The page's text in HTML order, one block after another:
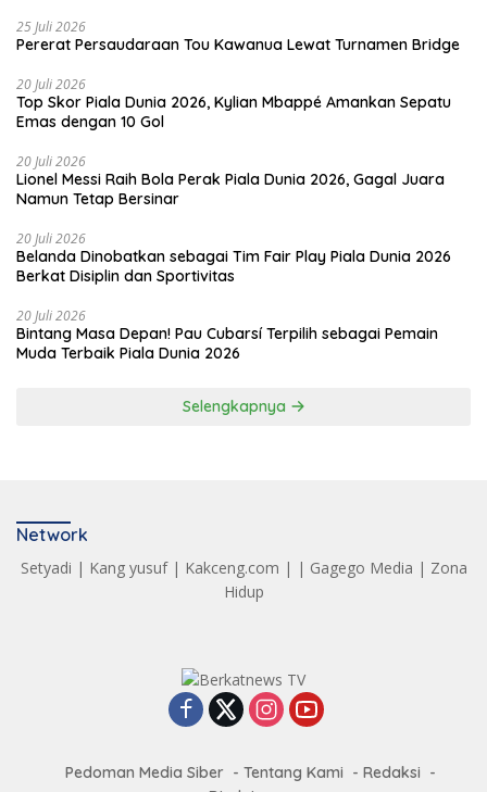
25 Juli 2026
Pererat Persaudaraan Tou Kawanua Lewat Turnamen Bridge
20 Juli 2026
Top Skor Piala Dunia 2026, Kylian Mbappé Amankan Sepatu
Emas dengan 10 Gol
20 Juli 2026
Lionel Messi Raih Bola Perak Piala Dunia 2026, Gagal Juara
Namun Tetap Bersinar
20 Juli 2026
Belanda Dinobatkan sebagai Tim Fair Play Piala Dunia 2026
Berkat Disiplin dan Sportivitas
20 Juli 2026
Bintang Masa Depan! Pau Cubarsí Terpilih sebagai Pemain
Muda Terbaik Piala Dunia 2026
Selengkapnya
Network
Setyadi | Kang yusuf| Kakceng.com | | Gagego Media | Zona
Hidup
Pedoman Media Siber Tentang Kami
Redaksi